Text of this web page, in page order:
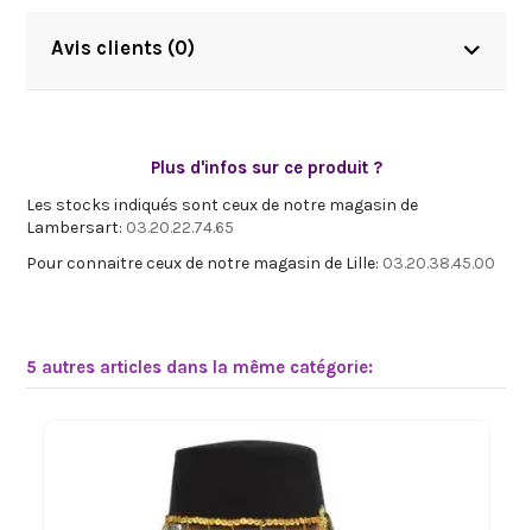
Avis clients (0)
Plus d'infos sur ce produit ?
Les stocks indiqués sont ceux de notre magasin de
Lambersart: 03.20.22.74.65
Pour connaitre ceux de notre magasin de Lille: 03.20.38.45.00
5 autres articles dans la même catégorie: